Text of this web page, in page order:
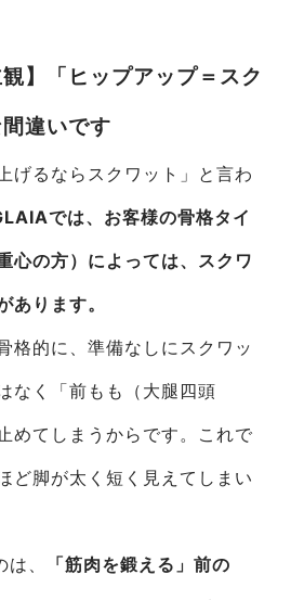
観】「ヒップアップ＝スク
違いです
げるならスクワット」と言わ
では、お客様の骨格タイ
心の方）によっては、スクワ
あります。
格的に、準備なしにスクワッ
なく「前もも（大腿四頭
めてしまうからです。これで
ど脚が太く短く見えてしまい
、
「筋肉を鍛える」前の